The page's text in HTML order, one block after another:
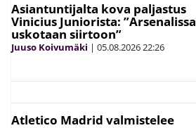
Asiantuntijalta kova paljastus
Vinicius Juniorista: ”Arsenalissa
uskotaan siirtoon”
Juuso Koivumäki | 05.08.202622:26
Atletico Madrid valmistelee